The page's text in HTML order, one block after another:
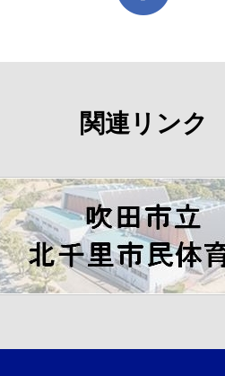
関連リンク